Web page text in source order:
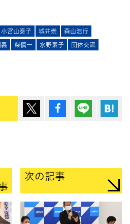
小宮山泰子 城井崇
森山浩行
柴慎一 水野素子
団体交流
ポスト シェア Lineで送
次の記事